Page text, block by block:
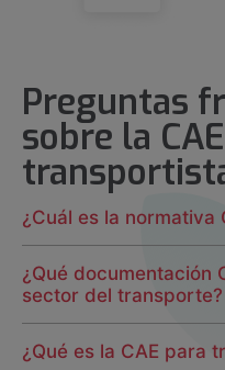
Preguntas
sobre la
¿Cuál es la
¿Qué documentación
sector del transporte?
¿Qué es la CAE para